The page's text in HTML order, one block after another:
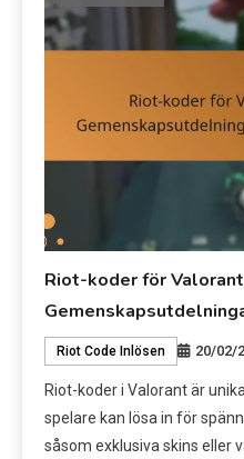
Riot-koder för
Riot Code Inlösen 20/02/
Riot-koder i Valorant är
spelare kan lösa in för
såsom exklusiva skins eller